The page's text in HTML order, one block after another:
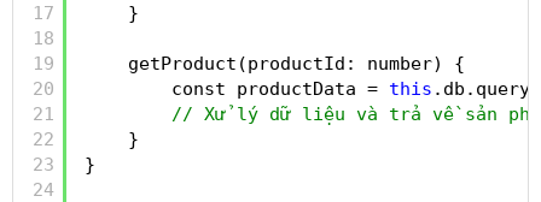
17
18
19
20
21
22
23
24
}
getProduct(productId: number) {
const productData = this
// Xử lý dữ liệu và trả về sản
}
}